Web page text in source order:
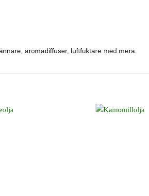
aromadiffuser, luftfuktare med mera.